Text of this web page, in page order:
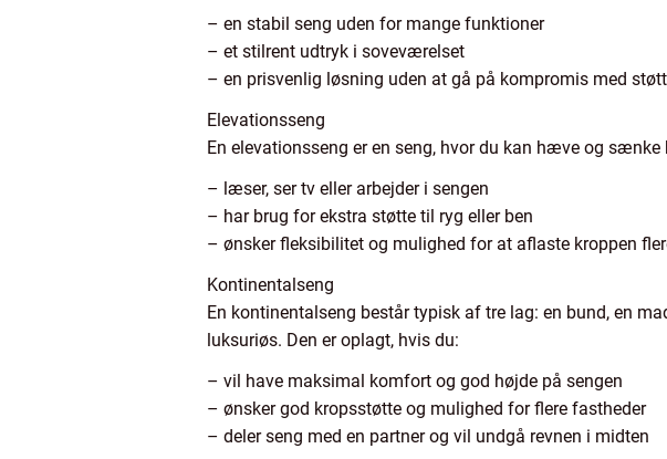
– en stabil seng uden for mange funktioner
– et stilrent udtryk i soveværelset
– en prisvenlig løsning uden at gå på kompromis med
Elevationsseng
En elevationsseng er en seng, hvor du kan hæve og
– læser, ser tv eller arbejder i sengen
– har brug for ekstra støtte til ryg eller ben
– ønsker fleksibilitet og mulighed for at aflaste kroppen
Kontinentalseng
En kontinentalseng består typisk af tre lag: en bund, en
luksuriøs. Den er oplagt, hvis du:
– vil have maksimal komfort og god højde på sengen
– ønsker god kropsstøtte og mulighed for flere fastheder
– deler seng med en partner og vil undgå revnen i midten